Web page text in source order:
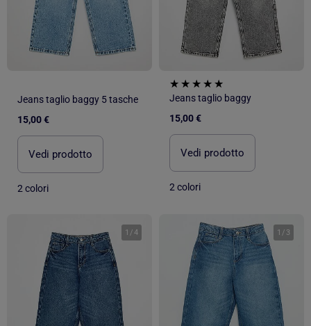
Jeans taglio baggy 5 tasche
15,00 €
Vedi prodotto
2 colori
Jeans taglio baggy
15,00 €
Vedi prodotto
2 colori
1 /4 1 / 3